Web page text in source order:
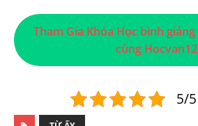
Tham Gia Khóa Học bình
cùng Hocvan12
5/